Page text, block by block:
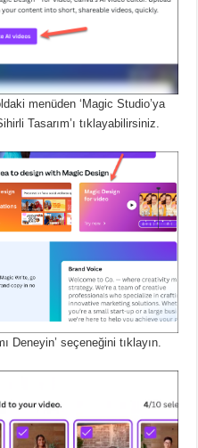
menüden ‘Magic Studio’ya
Tasarım’ı tıklayabilirsiniz.
Deneyin’ seçeneğini tıklayın.